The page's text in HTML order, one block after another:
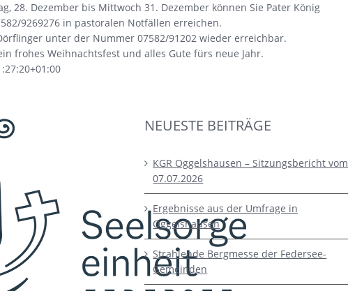
28. Dezember bis Mittwoch 31. Dezember können Sie Pater König
9269276 in pastoralen Notfällen erreichen.
unter der Nummer 07582/91202 wieder erreichbar.
frohes Weihnachtsfest und alles Gute fürs neue Jahr.
NEUESTE BEITRÄGE
KGR Oggelshausen – Sitzungsbericht vom
07.07.2026
Ergebnisse aus der Umfrage in
Oggelshausen
Strahlende Bergmesse der Federsee-
Gemeinden